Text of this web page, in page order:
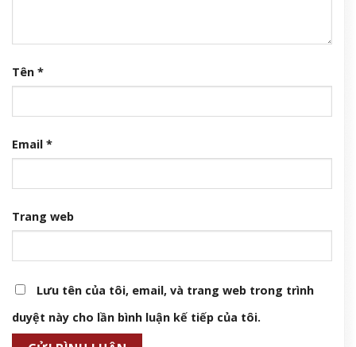
Tên *
Email *
Trang web
Lưu tên của tôi, email, và trang web trong trình
duyệt này cho lần bình luận kế tiếp của tôi.